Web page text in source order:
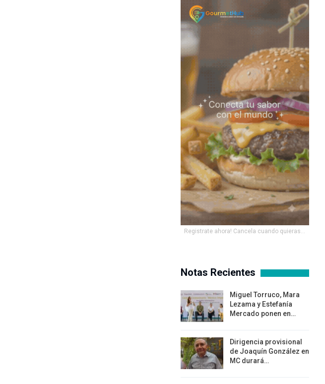
Registrate ahora! Cancela cuando quieras...
Notas Recientes
Miguel Torruco, Mara
Lezama y Estefanía
Mercado ponen en…
Dirigencia provisional
de Joaquín González en
MC durará…